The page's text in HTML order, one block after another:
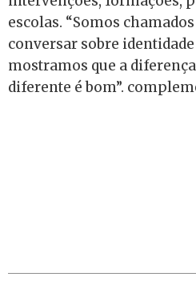
escolas. “Somos
conversar sobre
mostramos que a
diferente é bom”.